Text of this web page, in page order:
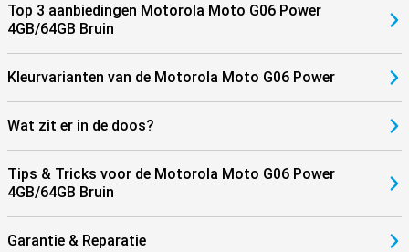
Top 3 aanbiedingen Motorola Moto G06 Power
4GB/64GB Bruin
Kleurvarianten van de Motorola Moto G06 Power
Wat zit er in de doos?
Tips & Tricks voor de Motorola Moto G06 Power
4GB/64GB Bruin
Garantie & Reparatie